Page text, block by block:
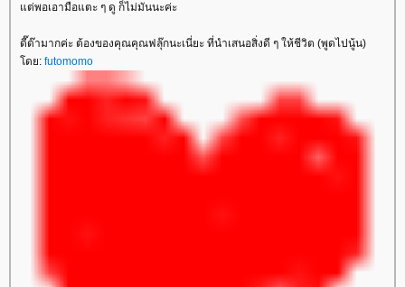
ต่พอเอามือแตะ ๆ ดู ก็ไม่มันนะค่ะ
ดี๊ด๊ามากค่ะ ต้องของคุณคุณฟลุ๊กนะเนี่ยะ ที่นำเสนอสิ่งดี ๆ ให้ชีวิต (พูดไปนู้น)
ดย: futomomo